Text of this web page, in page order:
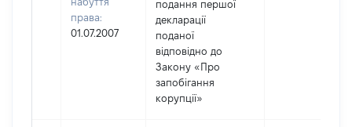
права:
01.07.2007
подання першої
декларації
поданої
відповідно до
Закону «Про
запобігання
корупції»